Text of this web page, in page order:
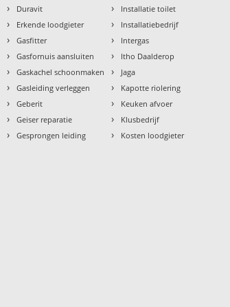
› Duravit
› Erkende loodgieter
› Gasfitter
› Gasfornuis aansluiten
› Gaskachel schoonmaken
› Gasleiding verleggen
› Geberit
› Geiser reparatie
› Gesprongen leiding
› Installatie toilet
› Installatiebedrijf
› Intergas
› Itho Daalderop
› Jaga
› Kapotte riolering
› Keuken afvoer
› Klusbedrijf
› Kosten loodgieter